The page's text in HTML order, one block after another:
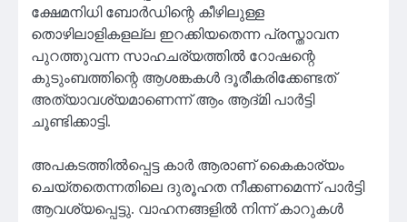
ക്ഷേമനിധി ബോർഡിന്റെ കീഴിലുള്ള
തൊഴിലാളികളല്ല ഇറക്കിയതെന്ന പ്രസ്താവന
പുറത്തുവന്ന സാഹചര്യത്തിൽ റോഷന്റെ
കുടുംബത്തിന്റെ ആശങ്കകൾ ദൂരീകരിക്കേണ്ടത്
അത്യാവശ്യമാണെന്ന് ആം ആദ്മി പാർട്ടി
ചൂണ്ടിക്കാട്ടി.
അപകടത്തിൽപ്പെട്ട കാർ ആരാണ് കൈകാര്യം
ചെയ്തതെന്നതിലെ ദുരൂഹത നീക്കണമെന്ന് പാർട്ടി
ആവശ്യപ്പെട്ടു. വാഹനങ്ങളിൽ നിന്ന് കാറുകൾ